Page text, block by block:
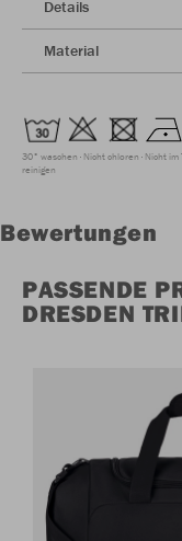
Details
Material
30° waschen Nicht chloren Nicht
reinigen
Bewertungen
PASSENDE
DRESDEN